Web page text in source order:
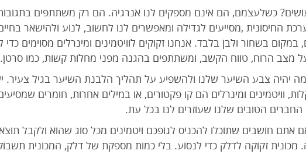
כשלעצמם, הם אינם מספקים לנו אנרגיה. הם רק משתתפים
החיסונית ,מסייעים לגדילה ומאפשרים לנו לחשוב, לנוע ולהישאר
בשחור ולבן בלבד. אנחנו זקוקים לוויטמינים ומינרלים מסוימים
על מצב הרוח, טווח הקשב, ומשתתפים בהגנה מפני מחלות קשות, כמו סרטן.
מה יהיה צבע השיער שלנו ולהשפיע על תהליך הלבנת השיער בגיל צעיר.
וויטמינים ומינרלים הם קו פקטורים, או במילים אחרות, חומרים
הטובים שלנו שעוזרים לנו בכל עת.
חושבים שתוכלו להכניס לגופכם ויטמינים מכל סוג שהוא ולקבל
מכונית זקוקה לדלק כדי לנסוע. בלי כמות מספקת של דלק, המכונית